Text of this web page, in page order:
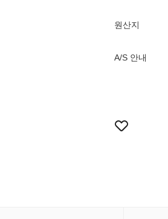
원산지
A/S 안내